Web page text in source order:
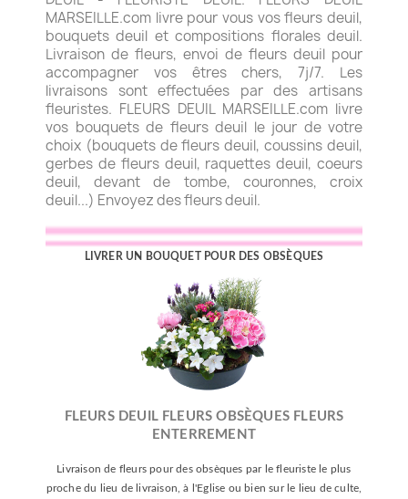
MARSEILLE.com livre pour vous vos fleurs deuil,
bouquets deuil et compositions florales deuil.
Livraison de fleurs, envoi de fleurs deuil pour
accompagner vos êtres chers, 7j/7. Les
livraisons sont effectuées par des artisans
fleuristes. FLEURS DEUIL MARSEILLE.com livre
vos bouquets de fleurs deuil le jour de votre
choix (bouquets de fleurs deuil, coussins deuil,
gerbes de fleurs deuil, raquettes deuil, coeurs
deuil, devant de tombe, couronnes, croix
deuil...) Envoyez des fleurs deuil.
LIVRER UN BOUQUET POUR DES OBSÈQUES
FLEURS DEUIL FLEURS OBSÈQUES FLEURS
ENTERREMENT
Livraison de fleurs pour des obsèques par le fleuriste le plus
proche du lieu de livraison, à l'Eglise ou bien sur le lieu de culte,